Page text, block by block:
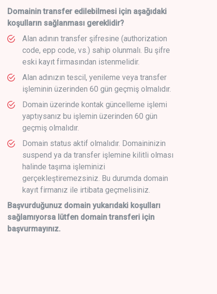
Domainin transfer edilebilmesi için aşağıdaki
koşulların sağlanması gereklidir?
Alan adının transfer şifresine (authorization
code, epp code, vs.) sahip olunmalı. Bu şifre
eski kayıt firmasından istenmelidir.
Alan adınızın tescil, yenileme veya transfer
işleminin üzerinden 60 gün geçmiş olmalıdır.
Domain üzerinde kontak güncelleme işlemi
yaptıysanız bu işlemin üzerinden 60 gün
geçmiş olmalıdır.
Domain status aktif olmalıdır. Domaininizin
suspend ya da transfer işlemine kilitli olması
halinde taşıma işleminizi
gerçekleştiremezsiniz. Bu durumda domain
kayıt firmanız ile irtibata geçmelisiniz.
Başvurduğunuz domain yukarıdaki koşulları
sağlamıyorsa lütfen domain transferi için
başvurmayınız.